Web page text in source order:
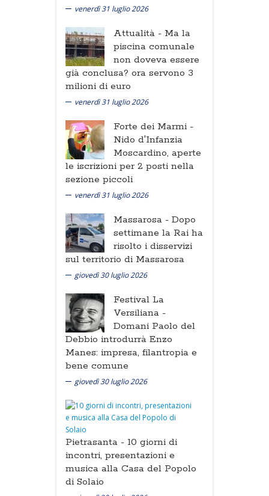
venerdì 31 luglio 2026
Attualità - Ma la
piscina comunale
non doveva essere
già conclusa? ora servono 3
milioni di euro
venerdì 31 luglio 2026
Forte dei Marmi -
Nido d'Infanzia
Moscardino, aperte
le iscrizioni per 2 posti nella
sezione piccoli
venerdì 31 luglio 2026
Massarosa - Dopo
settimane la Rai ha
risolto i disservizi
sul territorio di Massarosa
giovedì 30 luglio 2026
Festival La
Versiliana -
Domani Paolo del
Debbio introdurrà Enzo
Manes: impresa, filantropia e
bene comune
giovedì 30 luglio 2026
Pietrasanta - 10 giorni di
incontri, presentazioni e
musica alla Casa del Popolo
di Solaio